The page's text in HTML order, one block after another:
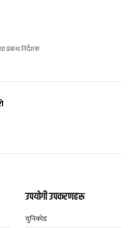
प्रबन्ध निर्देशक
उपयोगी उपकरणहरू
युनिकोड